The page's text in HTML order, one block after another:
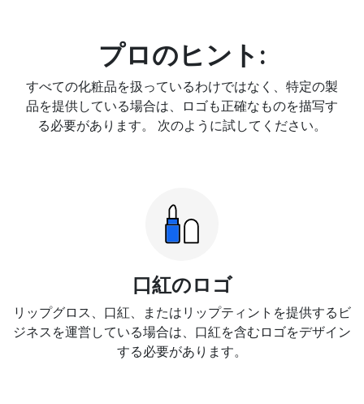
プロのヒント:
すべての化粧品を扱っているわけではなく、特定の製
品を提供している場合は、ロゴも正確なものを描写す
る必要があります。 次のように試してください。
口紅のロゴ
リップグロス、口紅、またはリップティントを提供するビ
ジネスを運営している場合は、口紅を含むロゴをデザイン
する必要があります。